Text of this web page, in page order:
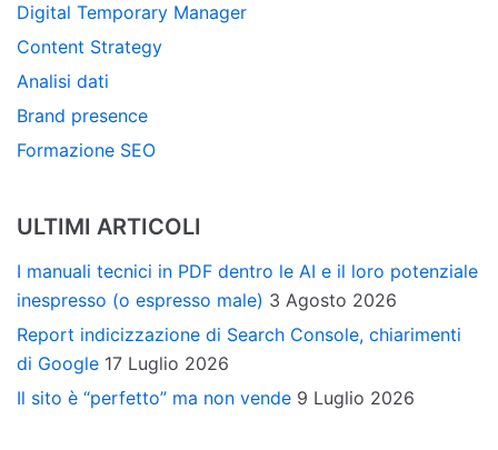
Digital Temporary Manager
Content Strategy
Analisi dati
Brand presence
Formazione SEO
ULTIMI ARTICOLI
I manuali tecnici in PDF dentro le AI e il loro potenziale
inespresso (o espresso male) 3 Agosto 2026
Report indicizzazione di Search Console, chiarimenti
di Google 17 Luglio 2026
Il sito è “perfetto” ma non vende 9 Luglio 2026